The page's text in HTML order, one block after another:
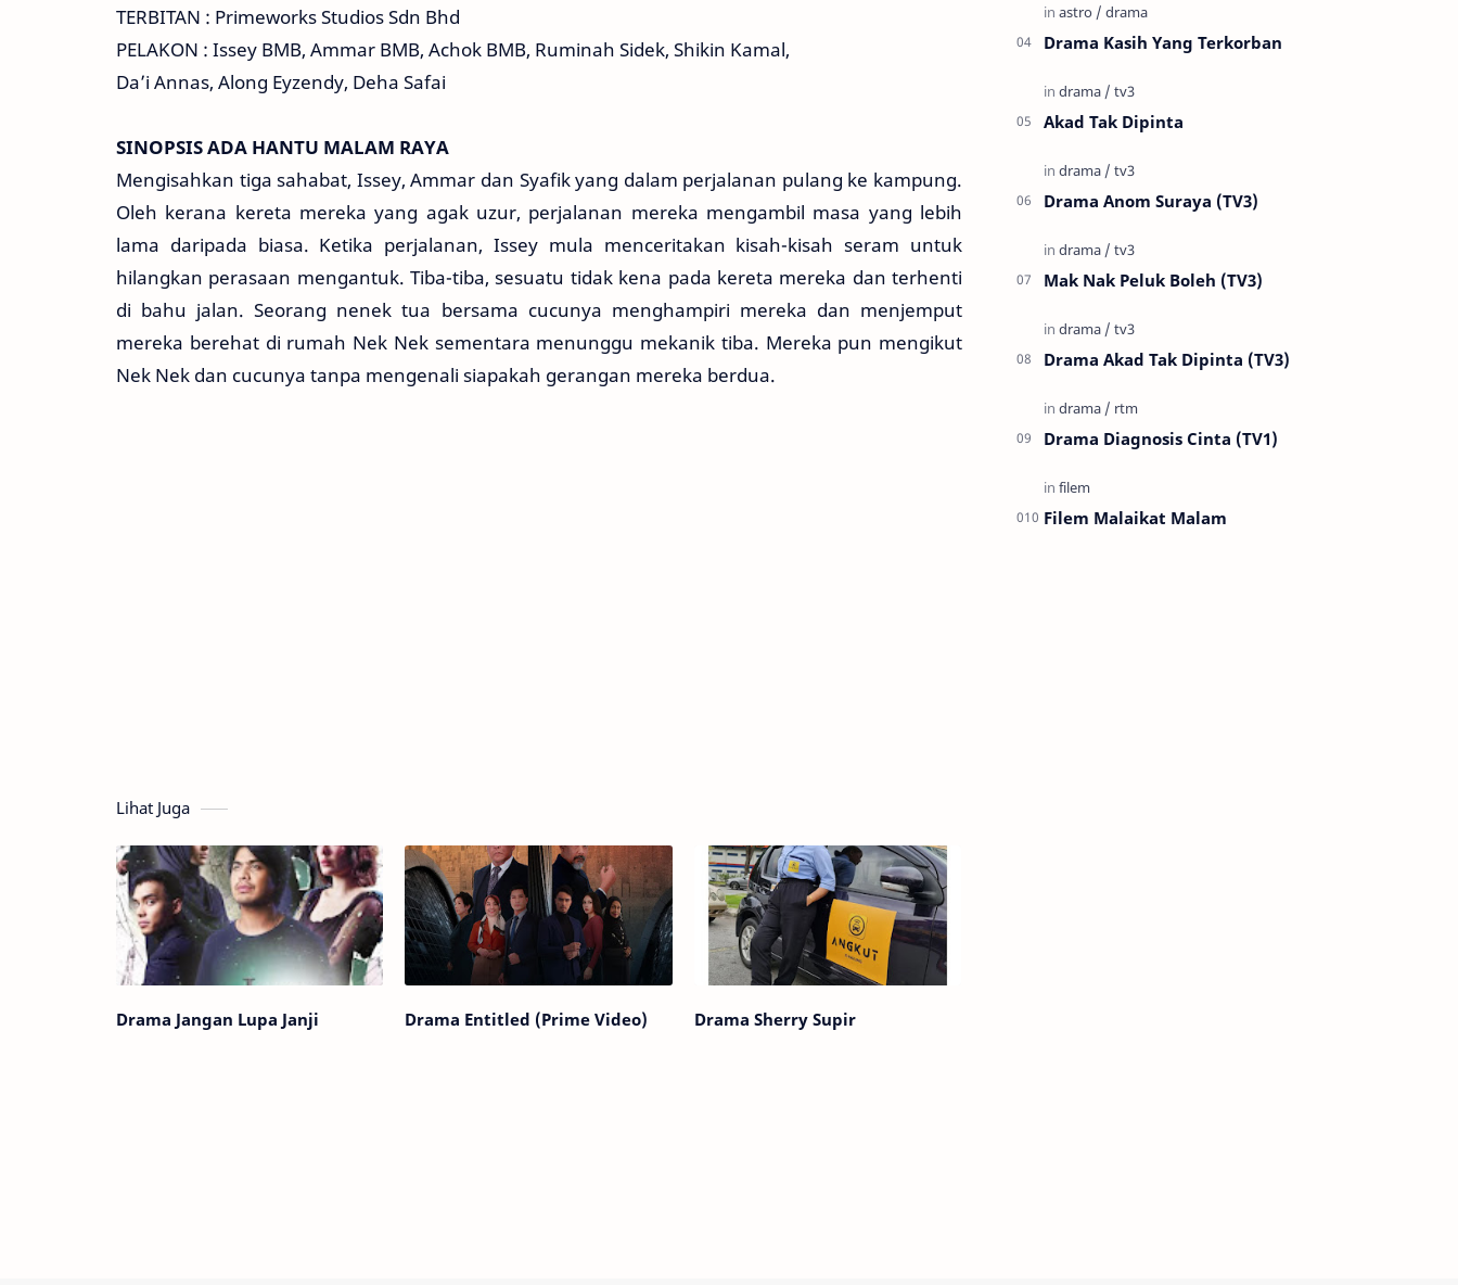
TERBITAN : Primeworks Studios Sdn Bhd
PELAKON : Issey BMB, Ammar BMB, Achok BMB, Ruminah Sidek, Shikin Kamal,
Da’i Annas, Along Eyzendy, Deha Safai
SINOPSIS ADA HANTU MALAM RAYA
Mengisahkan tiga sahabat, Issey, Ammar dan Syafik yang dalam perjalanan pulang ke kampung.
Oleh kerana kereta mereka yang agak uzur, perjalanan mereka mengambil masa yang lebih
lama daripada biasa. Ketika perjalanan, Issey mula menceritakan kisah-kisah seram untuk
hilangkan perasaan mengantuk. Tiba-tiba, sesuatu tidak kena pada kereta mereka dan terhenti
di bahu jalan. Seorang nenek tua bersama cucunya menghampiri mereka dan menjemput
mereka berehat di rumah Nek Nek sementara menunggu mekanik tiba. Mereka pun mengikut
Nek Nek dan cucunya tanpa mengenali siapakah gerangan mereka berdua.
Lihat Juga
Drama Jangan Lupa Janji Drama Entitled (Prime Video) Drama Sherry Supir
Drama Kasih Yang Terkorban
Akad Tak Dipinta
Drama Anom Suraya (TV3)
Mak Nak Peluk Boleh (TV3)
Drama Akad Tak Dipinta (TV3)
Drama Diagnosis Cinta (TV1)
Filem Malaikat Malam